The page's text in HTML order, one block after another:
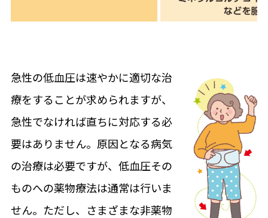
急性の低血圧は速やかに適切な治
療をすることが求められますが、
急性でなければ直ちに対応する必
要はありません。原因となる病気
の治療は必要ですが、低血圧その
ものへの薬物療法は通常は行いま
せん。ただし、さまざまな非薬物